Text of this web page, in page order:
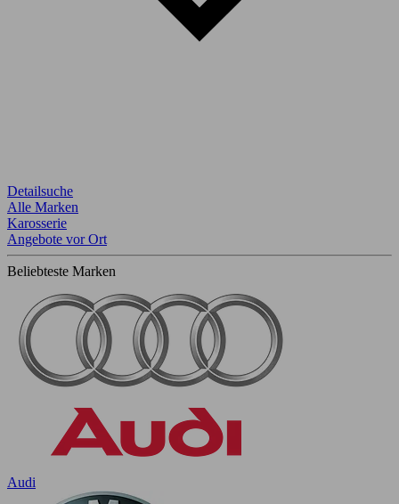
Detailsuche
Alle Marken
Karosserie
Angebote vor Ort
Beliebteste Marken
Audi